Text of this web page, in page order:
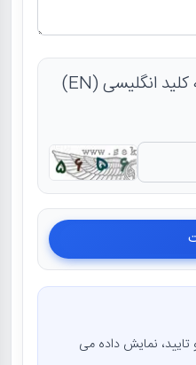
اعداد در تصویر با صفحه کلید انگلیسی (EN)
نمایش داده می